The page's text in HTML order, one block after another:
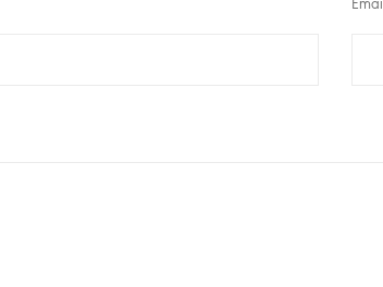
Email